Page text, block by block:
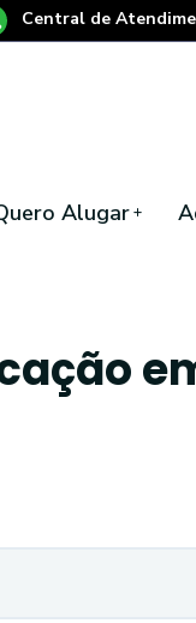
Central de
Alugar